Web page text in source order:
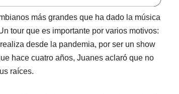
más grandes que ha dado la música
tour que es importante por varios motivos:
desde la pandemia, por ser un show
hace cuatro años, Juanes aclaró que no
raíces.